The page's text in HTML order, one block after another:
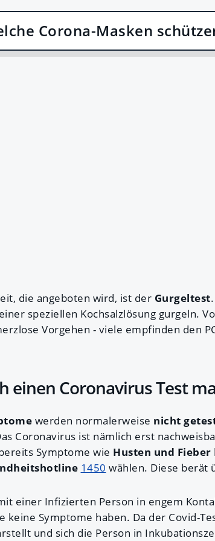
Corona-Masken
die angeboten wird, ist der Gurgeltest
speziellen Kochsalzlösung gurgeln.
Vorgehen - viele empfinden den
einen Coronavirus Test
werden normalerweise nicht
Coronavirus ist nämlich erst
Symptome wie Husten und Fieber
1450 wählen. Diese berät
einer Infizierten Person in engem
keine Symptome haben. Da der Covid-
und sich die Person in